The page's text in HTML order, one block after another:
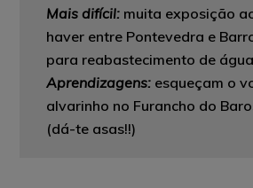
Mais difícil: muita exposição
haver entre Pontevedra e
para reabastecimento de
Aprendizagens: esqueçam o
alvarinho no Furancho do
(dá-te asas!!)